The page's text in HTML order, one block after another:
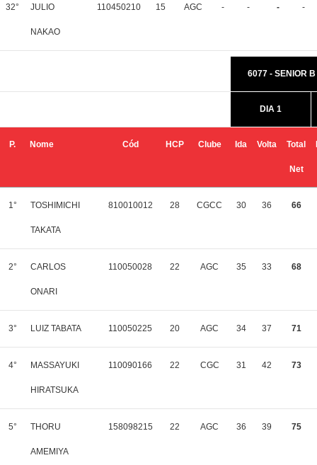
32° JULIO
NAKAO
110450210 15 AGC - - - -
6077 - SENIOR
DIA 1
P. Nome Cód HCP Clube Ida Volta Total
Net
1° TOSHIMICHI
TAKATA
810010012 28 CGCC 30 36 66
2° CARLOS
ONARI
110050028 22 AGC 35 33 68
3° LUIZ TABATA 110050225 20 AGC 34 37 71
4° MASSAYUKI
HIRATSUKA
110090166 22 CGC 31 42 73
5° THORU
AMEMIYA
158098215 22 AGC 36 39 75